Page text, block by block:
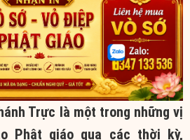
Trực là một trong những vị
Phật giáo qua các thời kỳ,